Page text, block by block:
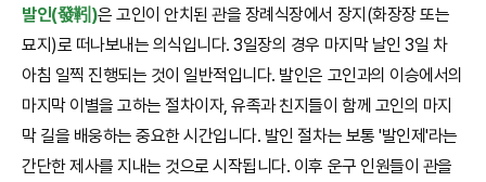
발인(發靷)은 고인이 안치된 관을 장례식장에서 장지(화장장 또는
묘지)로 떠나보내는 의식입니다. 3일장의 경우 마지막 날인 3일 차
아침 일찍 진행되는 것이 일반적입니다. 발인은 고인과의 이승에서의
마지막 이별을 고하는 절차이자, 유족과 친지들이 함께 고인의 마지
막 길을 배웅하는 중요한 시간입니다. 발인 절차는 보통 '발인제'라는
간단한 제사를 지내는 것으로 시작됩니다. 이후 운구 인원들이 관을